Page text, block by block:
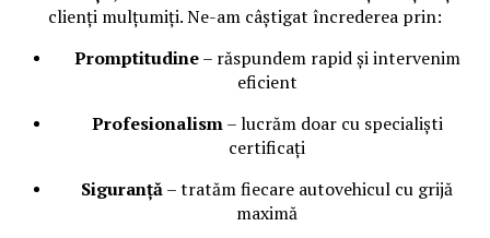
clienți mulțumiți. Ne-am câștigat încrederea prin:
Promptitudine– răspundem rapid și intervenim
eficient
Profesionalism– lucrăm doar cu specialiști
certificați
Siguranță– tratăm fiecare autovehicul cu grijă
maximă